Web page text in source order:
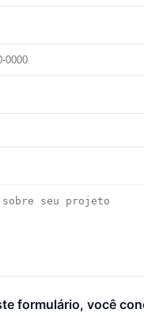
formulário, você